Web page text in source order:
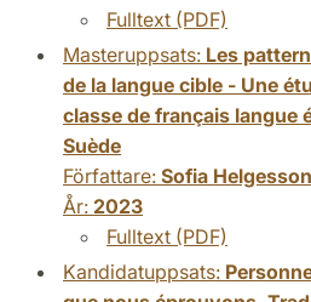
Fulltext (PDF)
Masteruppsats: Les
de la langue cible - Une
classe de français langue
Suède
Författare: Sofia Helgesson
År: 2023
Fulltext (PDF)
Kandidatuppsats: